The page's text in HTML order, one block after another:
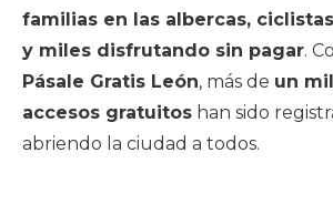
familias en las albercas,
y miles disfrutando sin pagar.
Pásale Gratis León, más de un
accesos gratuitos han sido
abriendo la ciudad a todos.